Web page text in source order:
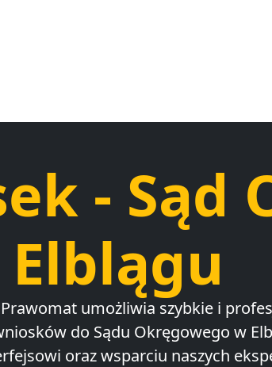
- Sąd
Elblągu
umożliwia szybkie i
do Sądu Okręgowego w
oraz wsparciu naszych